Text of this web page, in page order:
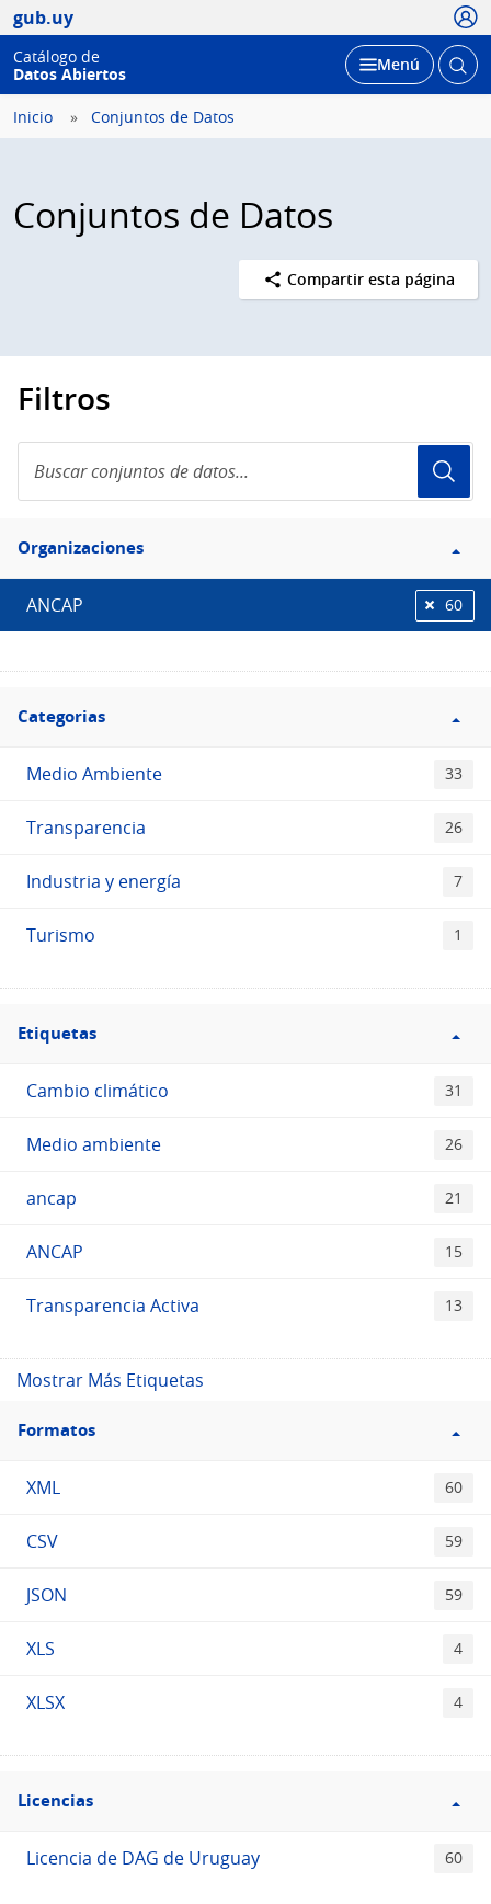
gub.uy
Catálogo de
Datos Abiertos
Desplegar
Menú Abrir
Inicio Conjuntos de Datos
Conjuntos de Datos
Compartir esta página
Filtros
conjuntos
de
Filtro
Organizaciones
Organizaciones
ANCAP 60
Filtro
Categorias
Categorias
Medio Ambiente 33
Transparencia 26
Industria y energía 7
Turismo 1
Filtro
Etiquetas
Etiquetas
Cambio climático 31
Medio ambiente 26
ancap 21
ANCAP 15
Transparencia Activa 13
Mostrar Más Etiquetas
Filtro
Formatos
Formatos
XML 60
CSV 59
JSON 59
XLS 4
XLSX 4
Filtro
Licencias
Licencias
Licencia de DAG de Uruguay 60